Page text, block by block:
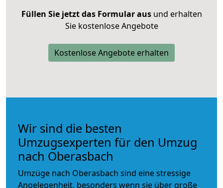
Füllen Sie jetzt das Formular ausund erhalten
Sie kostenlose Angebote
Kostenlose Angebote erhalten
Wir sind die besten
Umzugsexperten für den Umzug
nach Oberasbach
Umzüge nach Oberasbach sind eine stressige
Angelegenheit, besonders wenn sie über große